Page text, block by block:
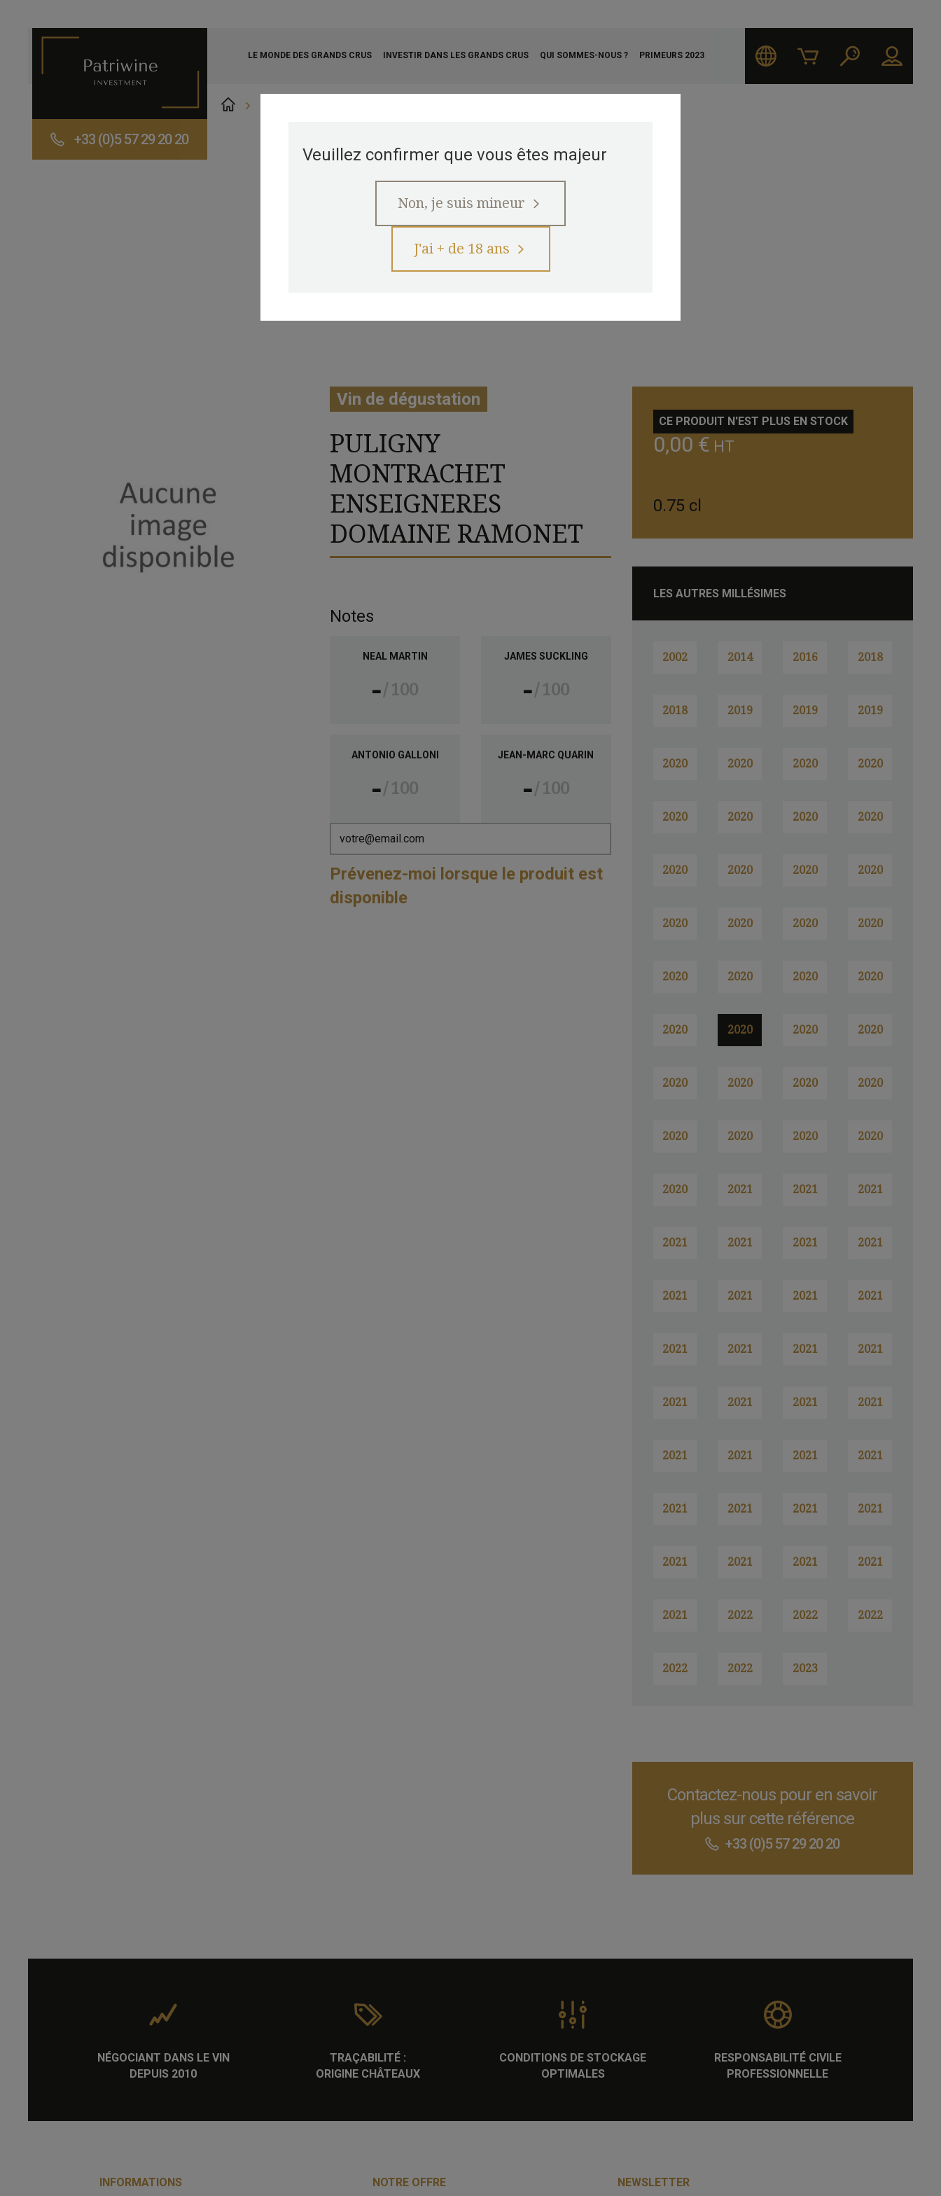
Veuillez confirmer que vous êtes majeur
Non, je suis mineur
J'ai + de 18 ans
+33 (0)5 57 29 20 20
LE MONDE DES GRANDS CRUS INVESTIR DANS LES GRANDS CRUS QUI SOMMES-NOUS ? PRIMEURS 2023
Vin de dégustation
PULIGNY
MONTRACHET
ENSEIGNERES
DOMAINE RAMONET
Notes
NEAL MARTIN
- 100
JAMES SUCKLING
- 100
ANTONIO GALLONI
- 100
JEAN-MARC QUARIN
- 100
Prévenez-moi lorsque le produit est
disponible
0,00 € HT
CE PRODUIT N'EST PLUS EN STOCK
0.75 cl
LES AUTRES MILLÉSIMES
2002 2014 2016 2018
2018 2019 2019 2019
2020 2020 2020 2020
2020 2020 2020 2020
2020 2020 2020 2020
2020 2020 2020 2020
2020 2020 2020 2020
2020 2020 2020 2020
2020 2020 2020 2020
2020 2020 2020 2020
2020 2021 2021 2021
2021 2021 2021 2021
2021 2021 2021 2021
2021 2021 2021 2021
2021 2021 2021 2021
2021 2021 2021 2021
2021 2021 2021 2021
2021 2021 2021 2021
2021 2022 2022 2022
2022 2022 2023
Contactez-nous pour en savoir
plus sur cette référence
+33 (0)5 57 29 20 20
NÉGOCIANT DANS LE VIN
DEPUIS 2010
TRAÇABILITÉ :
ORIGINE CHÂTEAUX
CONDITIONS DE STOCKAGE
OPTIMALES
RESPONSABILITÉ CIVILE
PROFESSIONNELLE
INFORMATIONS NOTRE OFFRE NEWSLETTER